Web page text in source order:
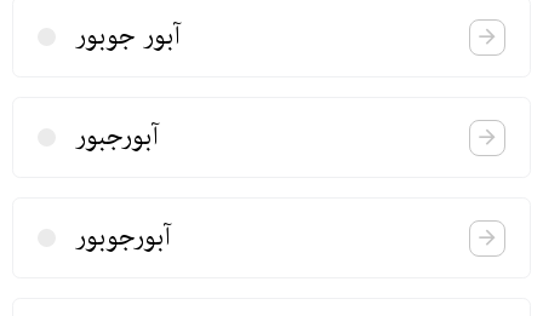
آبور جوبور
آبورجبور
آبورجوبور